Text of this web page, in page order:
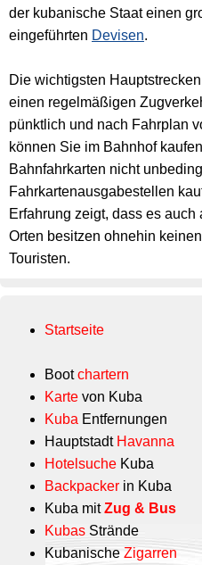
Startseite
Bootchartern
Karte von Kuba
Kuba Entfernungen
Hauptstadt Havanna
Hotelsuche Kuba
Backpacker in Kuba
Kuba mitZug & Bus
Kubas Strände
Kubanische Zigarren
der kubanische Staat einen
eingeführten Devisen.
Die wichtigsten
einen regelmäßigen
pünktlich und nach Fahrplan
können Sie im Bahnhof
Bahnfahrkarten nicht
Fahrkartenausgabestellen
Erfahrung zeigt, dass es
Orten besitzen ohnehin
Touristen.